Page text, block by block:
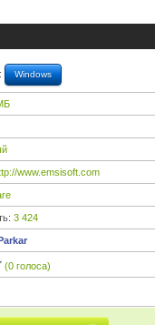
Windows
www.emsisoft.com
3 424
(0 голоса)